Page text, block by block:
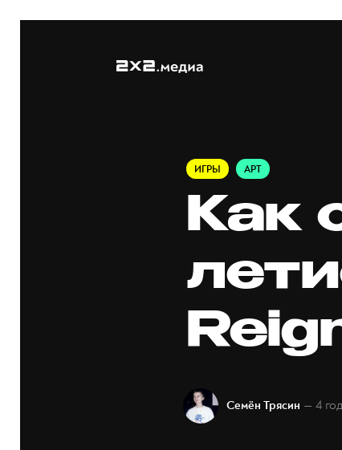
ИГРЫ АРТ
Как
Семён Трясин — 4